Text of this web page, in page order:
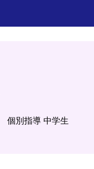
個別指導 中学生